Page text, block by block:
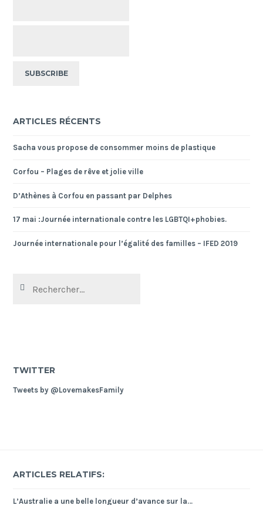
ARTICLES RÉCENTS
Sacha vous propose de consommer moins de plastique
Corfou – Plages de rêve et jolie ville
D’Athènes à Corfou en passant par Delphes
17 mai :Journée internationale contre les LGBTQI+phobies.
Journée internationale pour l’égalité des familles – IFED 2019
TWITTER
Tweets by @LovemakesFamily
ARTICLES RELATIFS:
L’Australie a une belle longueur d’avance sur la…